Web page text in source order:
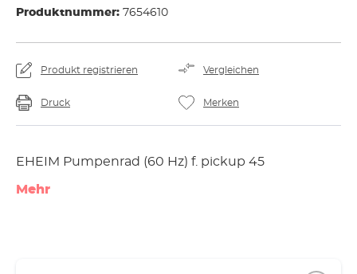
Produktnummer: 7654610
Produkt registrieren Vergleichen
Druck Merken
EHEIM Pumpenrad (60 Hz) f. pickup 45
Mehr